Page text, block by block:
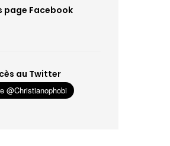
page Facebook
au Twitter